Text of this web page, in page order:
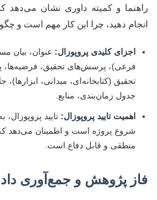
راهنما و کمیته داوری نشان
انجام دهید، چرا این کار مهم است و
اجزای کلیدی پروپوزال: عنوان، بیان
فرعی)، پرسش‌های تحقیق، فرضیه‌ها،
تحقیق (کتابخانه‌ای، میدانی،
جدول زمان‌بندی، منابع.
اهمیت تایید پروپوزال: تایید
شروع پروژه است و اطمینان می‌دهد
منطقی و قابل دفاع است.
فاز پژوهش و جمع‌آوری